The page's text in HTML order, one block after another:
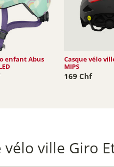
enfant Abus
Casque vélo
MIPS
169 Chf
vélo ville Giro